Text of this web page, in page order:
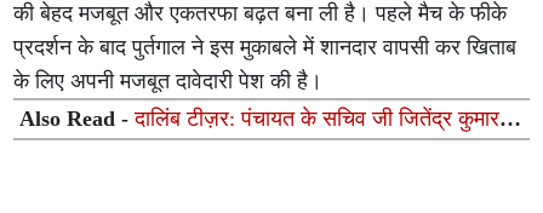
की बेहद मजबूत और एकतरफा बढ़त बना ली है। पहले मैच के फीके
प्रदर्शन के बाद पुर्तगाल ने इस मुकाबले में शानदार वापसी कर खिताब
के लिए अपनी मजबूत दावेदारी पेश की है।
Also Read -दालिंब टीज़र: पंचायत के सचिव जी जितेंद्र कुमार
का सबसे अलग अवतार 47 सेकेंड की झलक ने बढ़ाया सस्पेंस